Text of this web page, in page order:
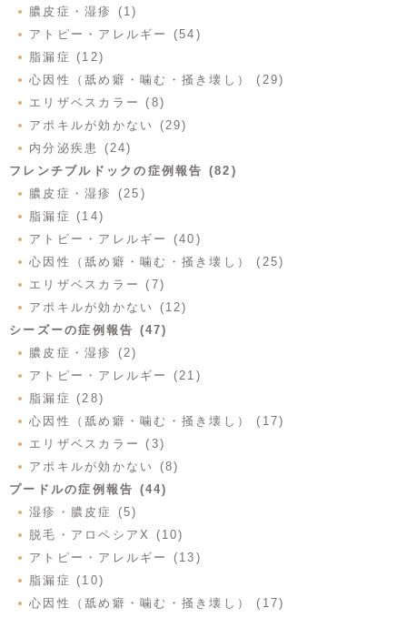
膿皮症・湿疹 (1)
アトピー・アレルギー (54)
脂漏症 (12)
心因性（舐め癖・噛む・掻き壊し） (29)
エリザベスカラー (8)
アポキルが効かない (29)
内分泌疾患 (24)
フレンチブルドックの症例報告 (82)
膿皮症・湿疹 (25)
脂漏症 (14)
アトピー・アレルギー (40)
心因性（舐め癖・噛む・掻き壊し） (25)
エリザベスカラー (7)
アポキルが効かない (12)
シーズーの症例報告 (47)
膿皮症・湿疹 (2)
アトピー・アレルギー (21)
脂漏症 (28)
心因性（舐め癖・噛む・掻き壊し） (17)
エリザベスカラー (3)
アポキルが効かない (8)
プードルの症例報告 (44)
湿疹・膿皮症 (5)
脱毛・アロペシアX (10)
アトピー・アレルギー (13)
脂漏症 (10)
心因性（舐め癖・噛む・掻き壊し） (17)